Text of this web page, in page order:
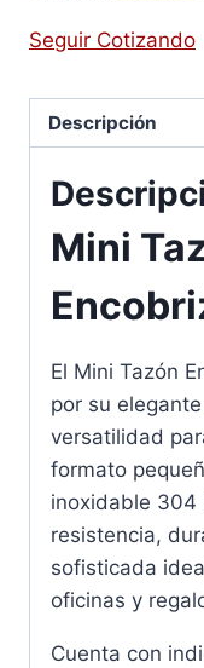
Seguir Cotizando
Descripción
Mini
El Mini Tazón
por su
versatilidad
formato
inoxidable 304
resistencia,
sofisticada
oficinas y
Cuenta con